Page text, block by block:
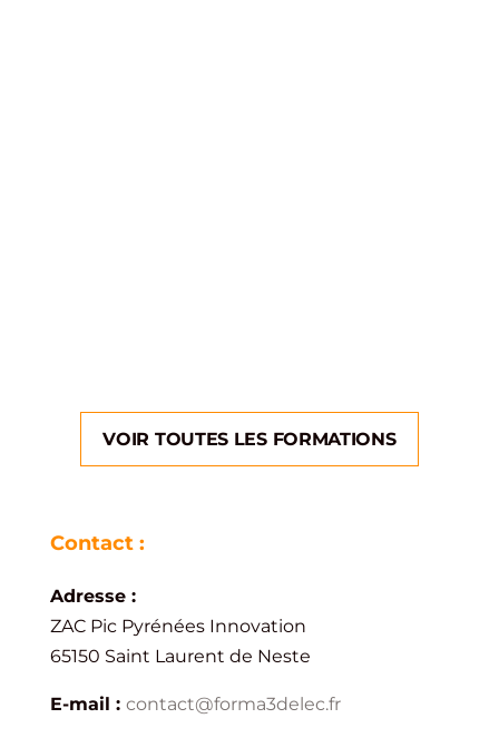
VOIR TOUTES LES FORMATIONS
Contact :
Adresse :
ZAC Pic Pyrénées Innovation
65150 Saint Laurent de Neste
E-mail : contact@forma3delec.fr